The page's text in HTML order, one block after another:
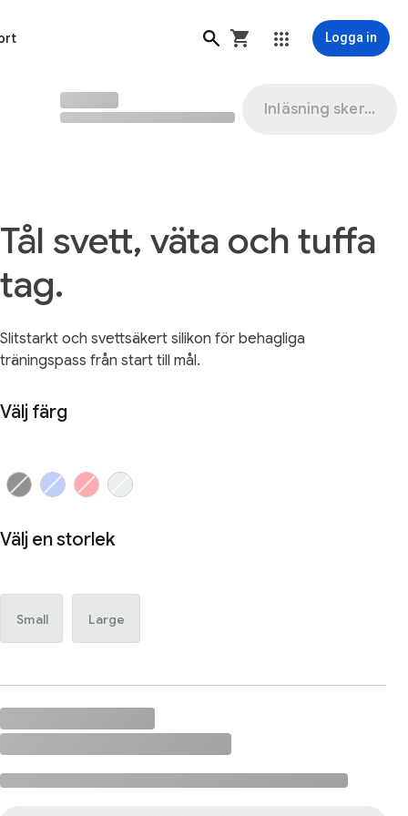
Logga in
Inläsning sker...
Tål svett, väta och tuffa
tag.
Slitstarkt och svettsäkert silikon för behagliga
träningspass från start till mål.
Välj färg
Välj en storlek
Small Large